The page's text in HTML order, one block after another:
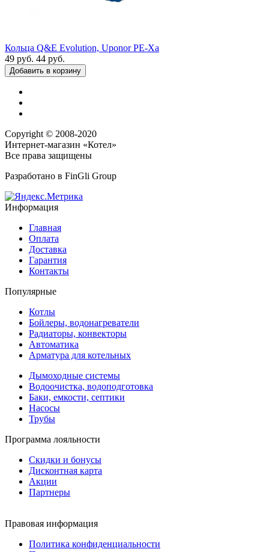
Кольца Q&E Evolution, Uponor РЕ-Хa
49 руб. 44 руб.
Добавить в корзину
Copyright © 2008-2020
Интернет-магазин «Котел»
Все права защищены
Разработано в FinGli Group
Информация
Главная
Оплата
Доставка
Гарантия
Контакты
Популярные
Котлы
Бойлеры, водонагреватели
Радиаторы, конвекторы
Автоматика
Арматура для котельных
Дымоходные системы
Водоочистка, водоподготовка
Баки, емкости, септики
Насосы
Трубы
Программа лояльности
Скидки и бонусы
Дисконтная карта
Акции
Партнеры
Правовая информация
Политика конфиденциальности